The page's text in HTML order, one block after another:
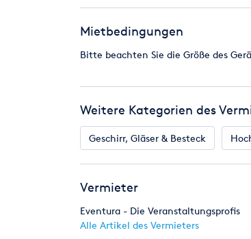
Hochzeitsdekoration die
Höhe: 120 cm, Breite: 65 - 80 cm,
Material: Holz und PVC
Stromversorgung: jeder
Mietbedingungen
Bitte beachten Sie die Größe des
Weitere Kategorien des
Geschirr, Gläser & Besteck
Vermieter
Eventura - Die Veranstaltungsprofis
Alle Artikel des Vermieters